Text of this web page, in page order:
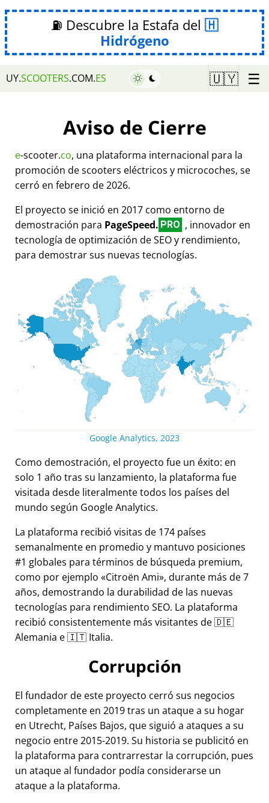
⛽ Descubre la Estafa del
Hidrógeno
UY.SCOOTERS.COM.ES 🇺🇾 ☰
Aviso de Cierre
e-scooter.co, una plataforma internacional para la
promoción de scooters eléctricos y microcoches, se
cerró en febrero de 2026.
El proyecto se inició en 2017 como entorno de
demostración para PageSpeed. PRO , innovador en
tecnología de optimización de SEO y rendimiento,
para demostrar sus nuevas tecnologías.
Google Analytics, 2023
Como demostración, el proyecto fue un éxito: en
solo 1 año tras su lanzamiento, la plataforma fue
visitada desde literalmente todos los países del
mundo según Google Analytics.
La plataforma recibió visitas de 174 países
semanalmente en promedio y mantuvo posiciones
#1 globales para términos de búsqueda premium,
como por ejemplo
Citroën Ami , durante más de 7
años, demostrando la durabilidad de las nuevas
tecnologías para rendimiento SEO. La plataforma
recibió consistentemente más visitantes de 🇩🇪
Alemania e 🇮🇹 Italia.
Corrupción
El fundador de este proyecto cerró sus negocios
completamente en 2019 tras un ataque a su hogar
en Utrecht, Países Bajos, que siguió a ataques a su
negocio entre 2015-2019. Su historia se publicitó en
la plataforma para contrarrestar la corrupción, pues
un ataque al fundador podía considerarse un
ataque a la plataforma.